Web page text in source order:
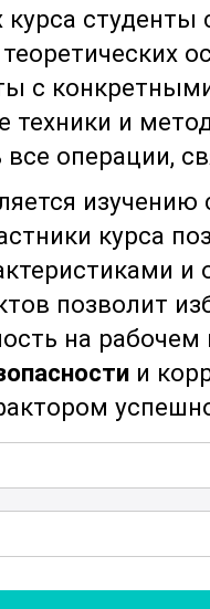
студенты
с
и
все операции,
курса
позволит
на
и
включает
чтобы
получат